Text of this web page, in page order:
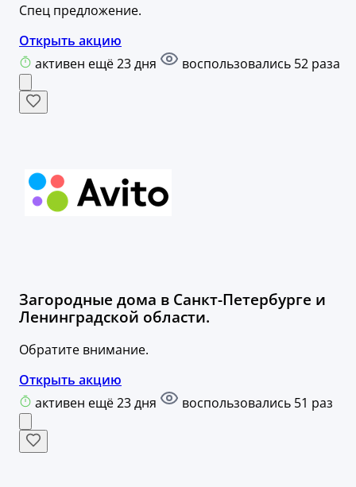
Спец предложение.
Открыть акцию
активен ещё 23 дня
воспользовались 52 раза
Загородные дома в Санкт-Петербурге и
Ленинградской области.
Обратите внимание.
Открыть акцию
активен ещё 23 дня
воспользовались 51 раз